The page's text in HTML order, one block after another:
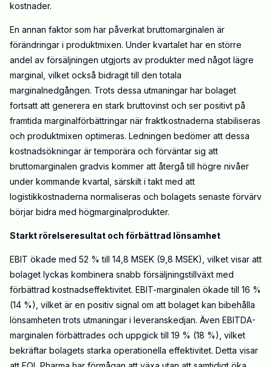
kostnader.
En annan faktor som har påverkat bruttomarginalen är
förändringar i produktmixen. Under kvartalet har en större
andel av försäljningen utgjorts av produkter med något lägre
marginal, vilket också bidragit till den totala
marginalnedgången. Trots dessa utmaningar har bolaget
fortsatt att generera en stark bruttovinst och ser positivt på
framtida marginalförbättringar när fraktkostnaderna stabiliseras
och produktmixen optimeras. Ledningen bedömer att dessa
kostnadsökningar är temporära och förväntar sig att
bruttomarginalen gradvis kommer att återgå till högre nivåer
under kommande kvartal, särskilt i takt med att
logistikkostnaderna normaliseras och bolagets senaste förvärv
börjar bidra med högmarginalprodukter.
Starkt rörelseresultat och förbättrad lönsamhet
EBIT ökade med 52 % till 14,8 MSEK (9,8 MSEK), vilket visar att
bolaget lyckas kombinera snabb försäljningstillväxt med
förbättrad kostnadseffektivitet. EBIT-marginalen ökade till 16 %
(14 %), vilket är en positiv signal om att bolaget kan bibehålla
lönsamheten trots utmaningar i leveranskedjan. Även EBITDA-
marginalen förbättrades och uppgick till 19 % (18 %), vilket
bekräftar bolagets starka operationella effektivitet. Detta visar